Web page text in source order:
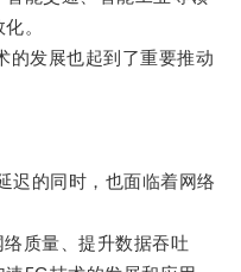
。
发展也起到了重要推动
的同时，也面临着网络
质量、提升数据吞吐